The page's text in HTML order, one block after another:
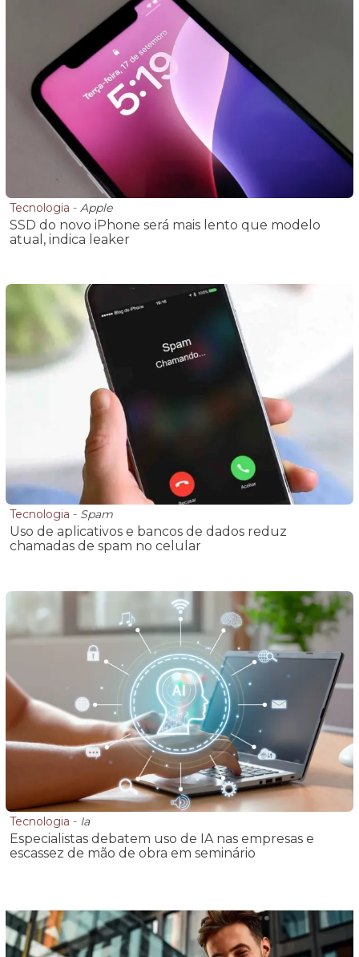
Tecnologia - Apple
SSD do novo iPhone será mais lento que modelo
atual, indica leaker
Tecnologia - Spam
Uso de aplicativos e bancos de dados reduz
chamadas de spam no celular
Tecnologia - Ia
Especialistas debatem uso de IA nas empresas e
escassez de mão de obra em seminário